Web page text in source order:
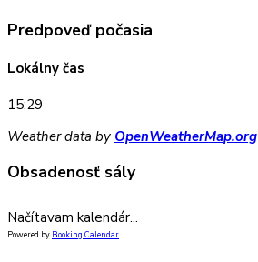
Predpoveď počasia
Lokálny čas
15:29
Weather data by OpenWeatherMap.org
Obsadenosť sály
Načítavam kalendár...
Powered by Booking Calendar